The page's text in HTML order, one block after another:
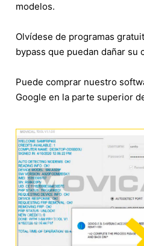
modelos.
Olvídese de programas
bypass que puedan dañar su
Puede comprar nuestro
Google en la parte superior